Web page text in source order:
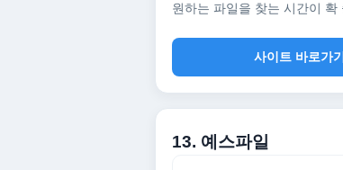
원하는 파일을 찾는 시간이 확
사이트 바로가기
13. 예스파일